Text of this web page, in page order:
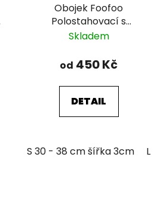
Obojek Foofoo
Polostahovací s
řetízkem - Blue I.
Skladem
od 450 Kč
DETAIL
S 30 - 38 cm šířka 3cm L